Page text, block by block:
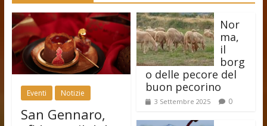
Eventi Notizie
San Gennaro,
Nor
ma,
il
borg
o delle pecore del
buon pecorino
3 Settembre 2025 0